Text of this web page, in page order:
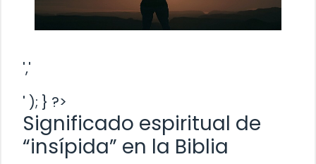
','
' ); } ?>
Significado espiritual de
“insípida” en la Biblia